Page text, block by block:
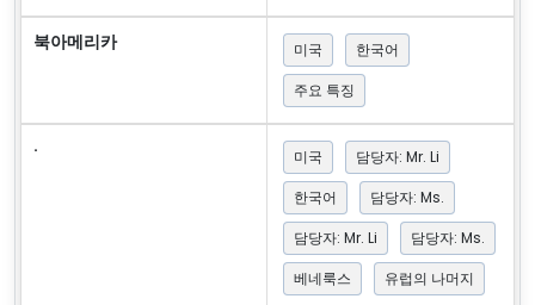
북아메리카 미국
한국어
주요 특징
· 미국
담당자: Mr. Li
한국어
담당자: Ms.
담당자: Mr. Li
담당자: Ms.
베네룩스
유럽의 나머지